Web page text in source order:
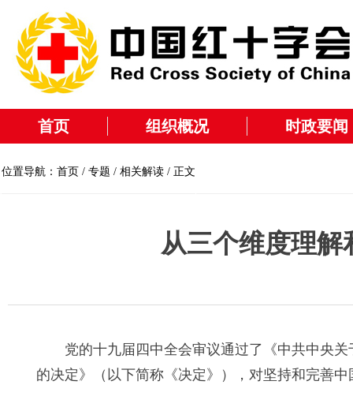
首页 组织概况 时政要闻
位置导航： 首页 / 专题 / 相关解读 / 正文
从三个维度理
党的十九届四中全会审议通过了《中共中央
的决定》（以下简称《决定》），对坚持和完善